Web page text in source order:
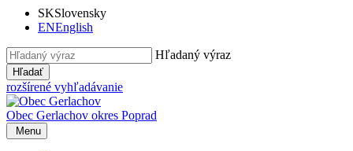
SKSlovensky
ENEnglish
Hľadaný výraz
Hľadať
rozšírené vyhľadávanie
Obec Gerlachov okres Poprad
Menu